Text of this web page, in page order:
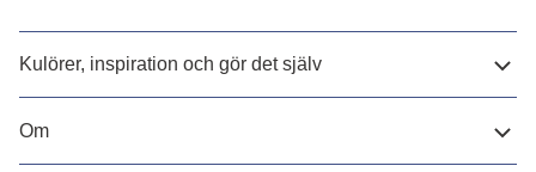
Kulörer, inspiration och gör det själv
Om